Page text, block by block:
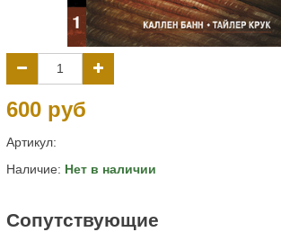
600 руб
Артикул:
Наличие: Нет в наличии
Cопутствующие